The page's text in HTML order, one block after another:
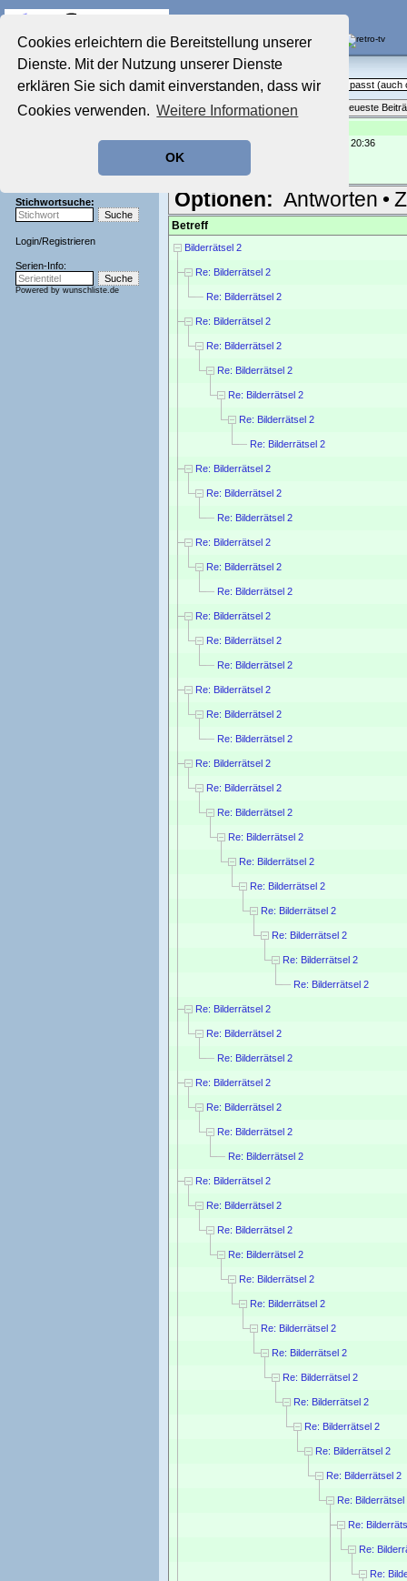
Cookies erleichtern die Bereitstellung unserer
Dienste. Mit der Nutzung unserer Dienste
erklären Sie sich damit einverstanden, dass wir
Cookies verwenden. Weitere Informationen
OK
Startseite
Aktuelles Forum
Film-Forum
Zeichentrick-Forum
Stichwortsuche:
Login/Registrieren
Serien-Info:
Powered by wunschliste.de
Sendeschluss!
Off Topic - Alles, was woanders nicht passt (auch
Themenübersicht • Neues Thema
Neueste
geschrieben von:
, 31.08.22 20:36
Brisant
Optionen: Antworten •
Betreff
Bilderrätsel 2
Re: Bilderrätsel 2
Re: Bilderrätsel 2
Re: Bilderrätsel 2
Re: Bilderrätsel 2
Re: Bilderrätsel 2
Re: Bilderrätsel 2
Re: Bilderrätsel 2
Re: Bilderrätsel 2
Re: Bilderrätsel 2
Re: Bilderrätsel 2
Re: Bilderrätsel 2
Re: Bilderrätsel 2
Re: Bilderrätsel 2
Re: Bilderrätsel 2
Re: Bilderrätsel 2
Re: Bilderrätsel 2
Re: Bilderrätsel 2
Re: Bilderrätsel 2
Re: Bilderrätsel 2
Re: Bilderrätsel 2
Re: Bilderrätsel 2
Re: Bilderrätsel 2
Re: Bilderrätsel 2
Re: Bilderrätsel 2
Re: Bilderrätsel 2
Re: Bilderrätsel 2
Re: Bilderrätsel 2
Re: Bilderrätsel 2
Re: Bilderrätsel 2
Re: Bilderrätsel 2
Re: Bilderrätsel 2
Re: Bilderrätsel 2
Re: Bilderrätsel 2
Re: Bilderrätsel 2
Re: Bilderrätsel 2
Re: Bilderrätsel 2
Re: Bilderrätsel 2
Re: Bilderrätsel 2
Re: Bilderrätsel 2
Re: Bilderrätsel 2
Re: Bilderrätsel 2
Re: Bilderrätsel 2
Re: Bilderrätsel 2
Re: Bilderrätsel 2
Re: Bilderrätsel 2
Re: Bilderrätsel 2
Re: Bilderrätsel 2
Re: Bilderrätsel 2
Re: Bilderrätsel 2
Re: Bilderrätsel 2
Re: Bilderrätsel
Re:
Re:
Re: